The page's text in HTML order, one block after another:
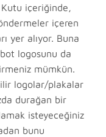
içeriğinde,
içeren
yer alıyor. Buna
logosunu da
mümkün.
logolar/plakalar
durağan bir
isteyeceğiniz
bunu